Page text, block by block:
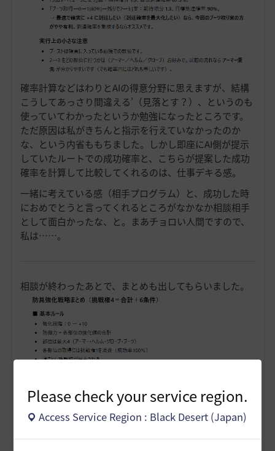
Please check your service region.
Access Service Region : Black Desert (Japan)
確率計算などはわりとAIの得意分野に思えますが、結構
こうしてあっさり間違える’（見落とす？）、というのも
使っていてわかったというか勉強になったところです。
ただ原因は私がきちんと指示を行えていなかったのか
な、という内省ももちました。しかし即座にAI側が提示
していたルートでの成功確率と、こちらが提案した成功
確率を計算して比較してくれるのは、仕事デキる感。
一緒に考えている感（相手プログラム）と、成功した時
におめでとうと言ってくれるところがなかなか相談相手
として面白かったな、と。まあチョロい人間ですので、
私は……。
相談が終わったあとで、まとめも出してもらいました。